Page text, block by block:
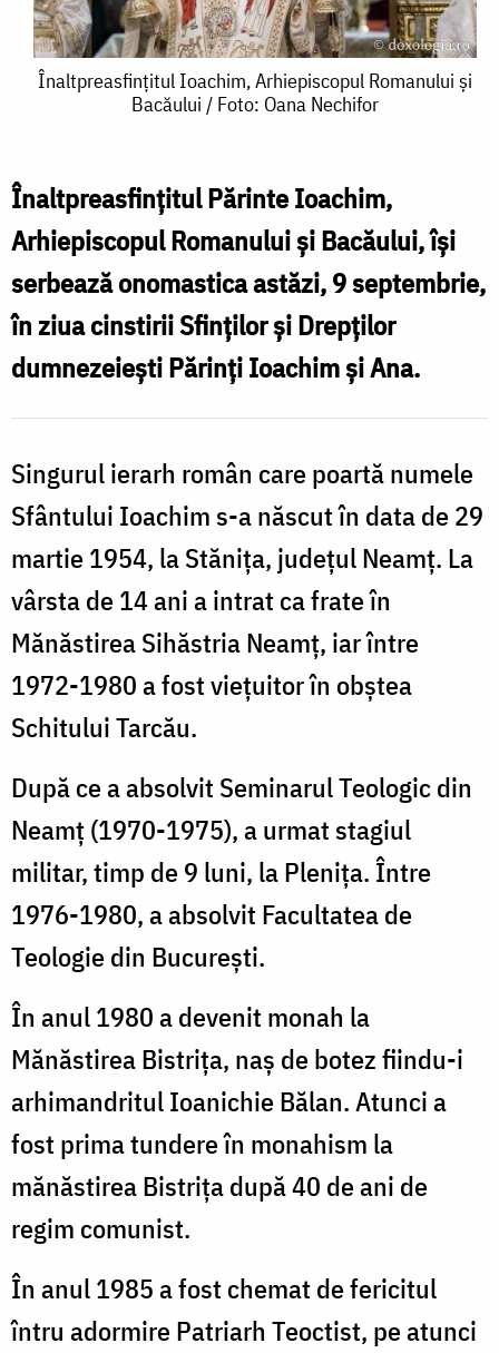
Înaltpreasfințitul
Romanului
și
Bacăului
Nechifor
Înaltpreasfințitul Ioachim, Arhiepiscopul Romanului și
Bacăului / Foto: Oana Nechifor
Înaltpreasfințitul Părinte Ioachim,
Arhiepiscopul Romanului și Bacăului, îşi
serbează onomastica astăzi, 9 septembrie,
în ziua cinstirii Sfinților și Drepților
dumnezeiești Părinți Ioachim și Ana.
Singurul ierarh român care poartă numele
Sfântului Ioachim s-a născut în data de 29
martie 1954, la Stănița, județul Neamț. La
vârsta de 14 ani a intrat ca frate în
Mănăstirea Sihăstria Neamț, iar între
1972-1980 a fost vieţuitor în obştea
Schitului Tarcău.
După ce a absolvit Seminarul Teologic din
Neamț (1970-1975), a urmat stagiul
militar, timp de 9 luni, la Plenița. Între
1976-1980, a absolvit Facultatea de
Teologie din București.
În anul 1980 a devenit monah la
Mănăstirea Bistrița, naș de botez fiindu-i
arhimandritul Ioanichie Bălan. Atunci a
fost prima tundere în monahism la
mănăstirea Bistrița după 40 de ani de
regim comunist.
În anul 1985 a fost chemat de fericitul
întru adormire Patriarh Teoctist, pe atunci